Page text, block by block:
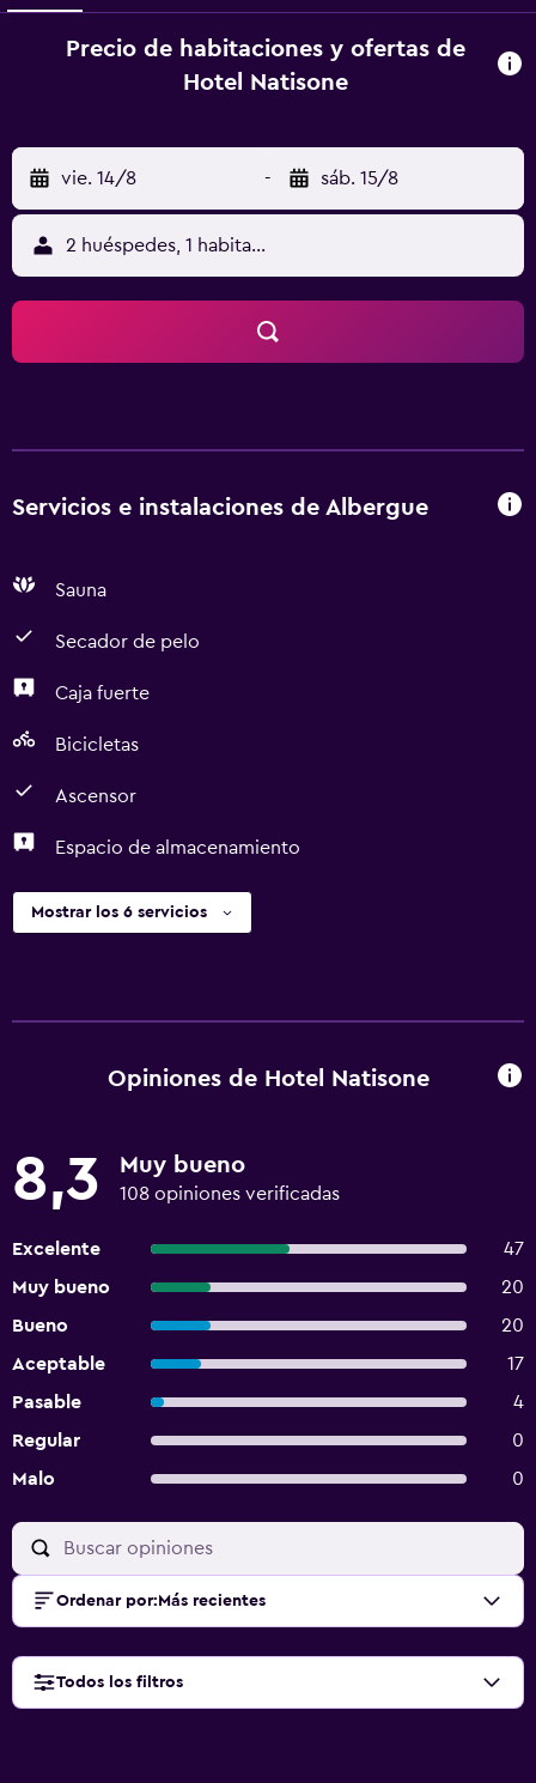
Precio de habitaciones y ofertas de
Hotel Natisone
vie. 14/8 - sáb. 15/8
2 huéspedes, 1 habitación
Servicios e instalaciones de Albergue
Sauna
Secador de pelo
Caja fuerte
Bicicletas
Ascensor
Espacio de almacenamiento
Mostrar los 6 servicios
Opiniones de Hotel Natisone
8,3 Muy bueno
108 opiniones verificadas
Excelente
47
Muy bueno
20
Bueno
20
Aceptable
17
Pasable
4
Regular
0
Malo
0
Ordenar por: Más recientes
Todos los filtros